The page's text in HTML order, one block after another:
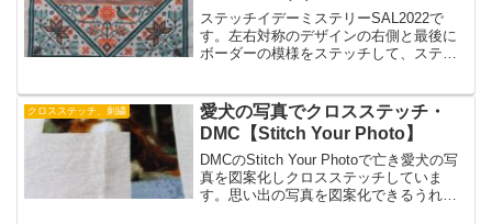
ステッチイデーミステリーSAL2022で
す。左右対称のデザインの右側と最後に
ボーダーの模様をステッチして、ステッ
vol.38は12月発売です。
クロスステッチ、刺繍
愛犬の写真でクロスステッチ・
DMC【Stitch Your Photo】
DMCのStitch Your Photoで亡き愛犬の写
真を図案化しクロスステッチしていま
す。思い出の写真を図案化できるうれし